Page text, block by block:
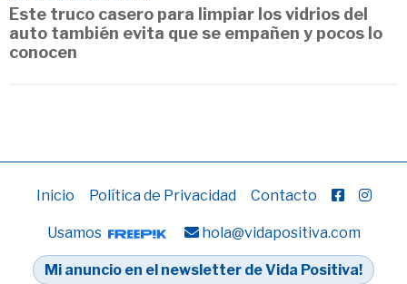
Este truco casero para limpiar los vidrios del
auto también evita que se empañen y pocos lo
conocen
Inicio Política de Privacidad Contacto
Usamos hola@vidapositiva.com
Mi anuncio en el newsletter de Vida Positiva!